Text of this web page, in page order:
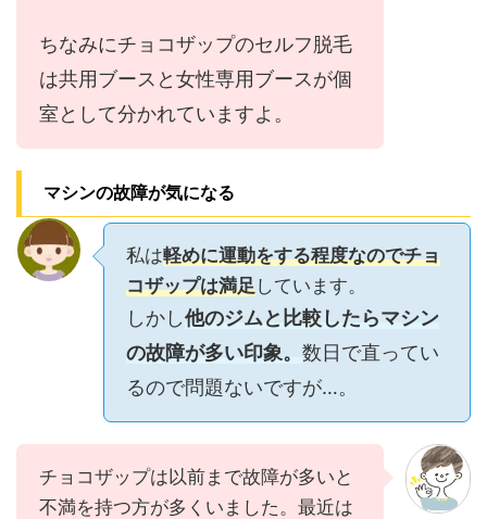
ちなみにチョコザップのセルフ脱毛
は共用ブースと女性専用ブースが個
室として分かれていますよ。
マシンの故障が気になる
私は軽めに運動をする程度なのでチョ
コザップは満足しています。
しかし他のジムと比較したらマシン
の故障が多い印象。 数日で直ってい
るので問題ないですが…。
チョコザップは以前まで故障が多いと
不満を持つ方が多くいました。最近は